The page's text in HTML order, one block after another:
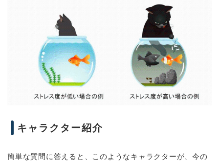
キャラクター紹介
簡単な質問に答えると、このようなキャラクターが、今の